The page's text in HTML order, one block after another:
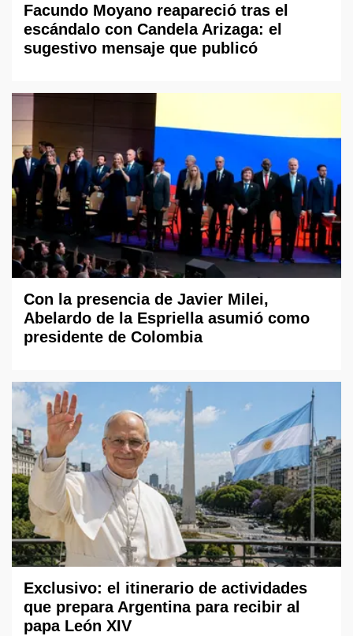
Facundo Moyano reapareció tras el
escándalo con Candela Arizaga: el
sugestivo mensaje que publicó
Con la presencia de Javier Milei,
Abelardo de la Espriella asumió como
presidente de Colombia
Exclusivo: el itinerario de actividades
que prepara Argentina para recibir al
papa León XIV